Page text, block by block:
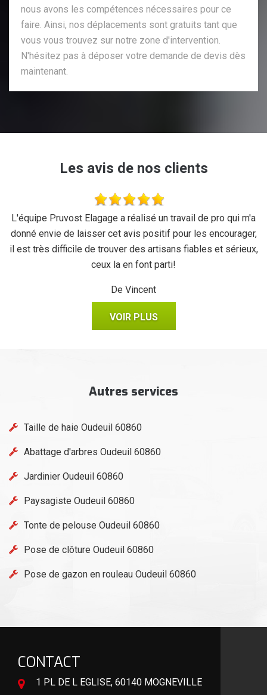
nous avons les compétences nécessaires pour ce
faire. Ainsi, nos déplacements sont gratuits tant que
vous vous trouvez sur notre zone d'intervention.
N'hésitez pas à déposer votre demande de devis dès
maintenant.
Les avis de nos clients
L'équipe Pruvost Elagage a réalisé un travail de pro qui m'a
donné envie de laisser cet avis positif pour les encourager,
il est très difficile de trouver des artisans fiables et sérieux,
ceux la en font parti!
De Vincent
VOIR PLUS
Autres services
Taille de haie Oudeuil 60860
Abattage d'arbres Oudeuil 60860
Jardinier Oudeuil 60860
Paysagiste Oudeuil 60860
Tonte de pelouse Oudeuil 60860
Pose de clôture Oudeuil 60860
Pose de gazon en rouleau Oudeuil 60860
CONTACT
1 PL DE L EGLISE, 60140 MOGNEVILLE